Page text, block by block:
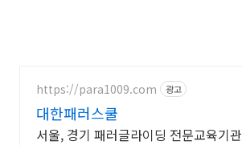
https://para1009.com 광고
대한패러스쿨
서울, 경기 패러글라이딩 전문교육기관